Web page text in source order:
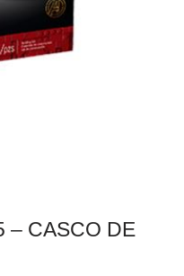
– CASCO DE